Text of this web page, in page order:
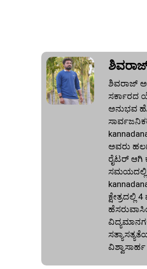
ಶಿವರಾಜ್
ಸರ್ಕಾರದ
ಅನುಭವ
ಅವರು
ರೈಟರ್ ಆಗಿ
ಸಮಯದಲ್ಲಿ